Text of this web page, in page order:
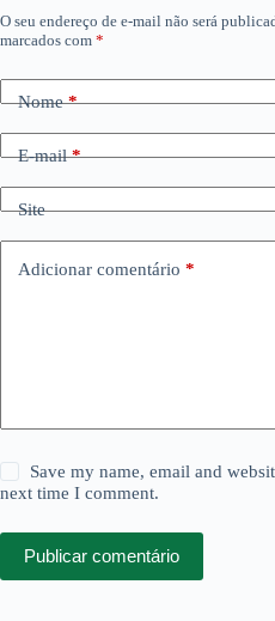
O seu endereço de e-mail não será
marcados com *
Nome*
E-mail*
Site
Adicionar comentário *
Save my name, email and
next time I comment.
Publicar comentário